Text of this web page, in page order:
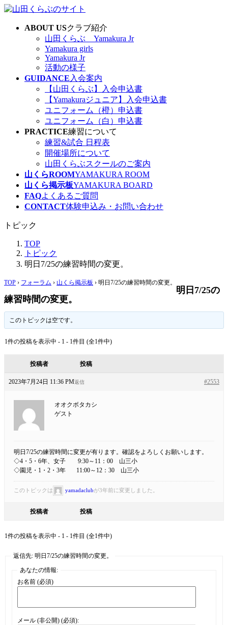
コ
ナ
ABOUT USクラブ紹介
山田くらぶ Yamakura Jr
Yamakura girls
Yamakura Jr
活動の様子
GUIDANCE 入会案内
【山田くらぶ】入会申込書
【Yamakuraジュニア】入会申込書
ユニフォーム（橙）申込書
ユニフォーム（白）申込書
PRACTICE練習について
練習&試合 日程表
開催場所について
山田くらぶスクールのご案内
山くらROOMYAMAKURA ROOM
山くら掲示板YAMAKURA BOARD
FAQよくあるご質問
CONTACT体験申込み・お問い合わせ
トピック
TOP
トピック
明日7/25の練習時間の変更。
TOP › フォーラム › 山くら掲示板 › 明日7/25の練習時間の変更。
明日7/25の
練習時間の変更。
このトピックは空です。
1件の投稿を表示中 - 1 - 1件目 (全1件中)
投稿者 投稿
2023年7月24日 11:36 PM #2553
返信
オオクボタカシ
ゲスト
明日7/25の練習時間に変更が有ります。確認をよろしくお願いします。
◇4・5・6年、女子 9:30～11：00 山三小
◇園児・1・2・3年 11:00～12：30 山三小
このトピックは yamadaclubが3年前に変更しました。
投稿者 投稿
1件の投稿を表示中 - 1 - 1件目 (全1件中)
返信先: 明日7/25の練習時間の変更。
あなたの情報:
お名前 (必須)
メール (非公開) (必須):